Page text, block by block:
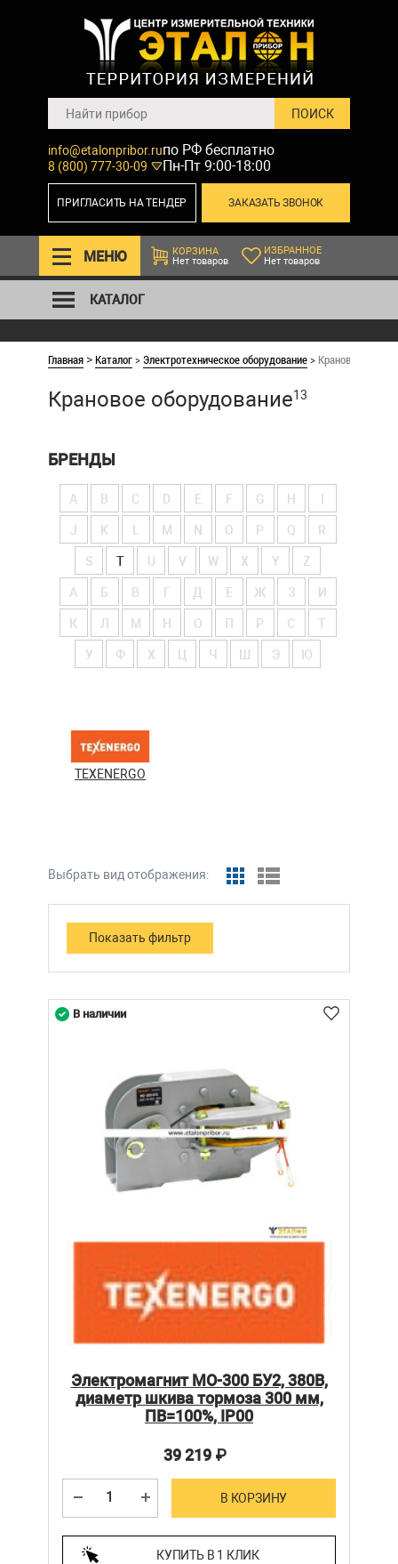
info@etalonpribor.ru
8 (800) 777-30-09
по РФ бесплатно
Пн-Пт 9:00-18:00
ЗАКАЗАТЬ ЗВОНОК
ПРИГЛАСИТЬ НА ТЕНДЕР
МЕНЮ
КОРЗИНА
Нет товаров
ИЗБРАННОЕ
Нет товаров
КАТАЛОГ
Главная >Каталог>Электротехническое оборудование> Крановое
Крановое оборудование13
БРЕНДЫ
A B C D E F G H
J K M N O P Q R
S T V W X Y Z
А Б В Г Д Е Ж З И
К Л М Н О П Р С Т
У Ф Х Ч Э Ю
TEXENERGO
Выбрать вид отображения:
Электромагнит МО-300 БУ2, 380В,
диаметр шкива тормоза 300 мм,
ПВ=100%, IP00
39 219₽
В КОРЗИНУ
КУПИТЬ В 1 КЛИК
В наличии